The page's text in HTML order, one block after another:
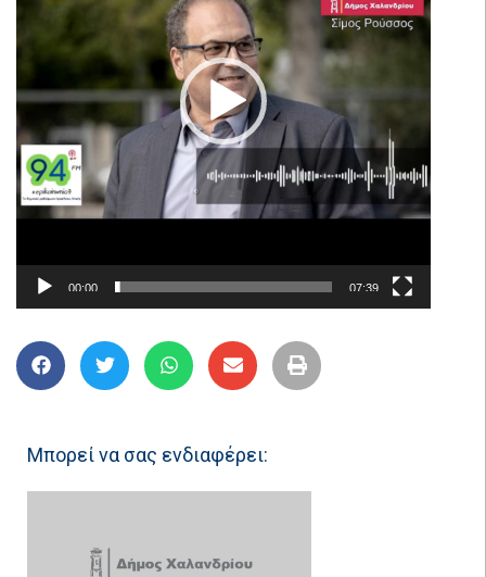
00:00 07:39
Μπορεί να σας ενδιαφέρει: